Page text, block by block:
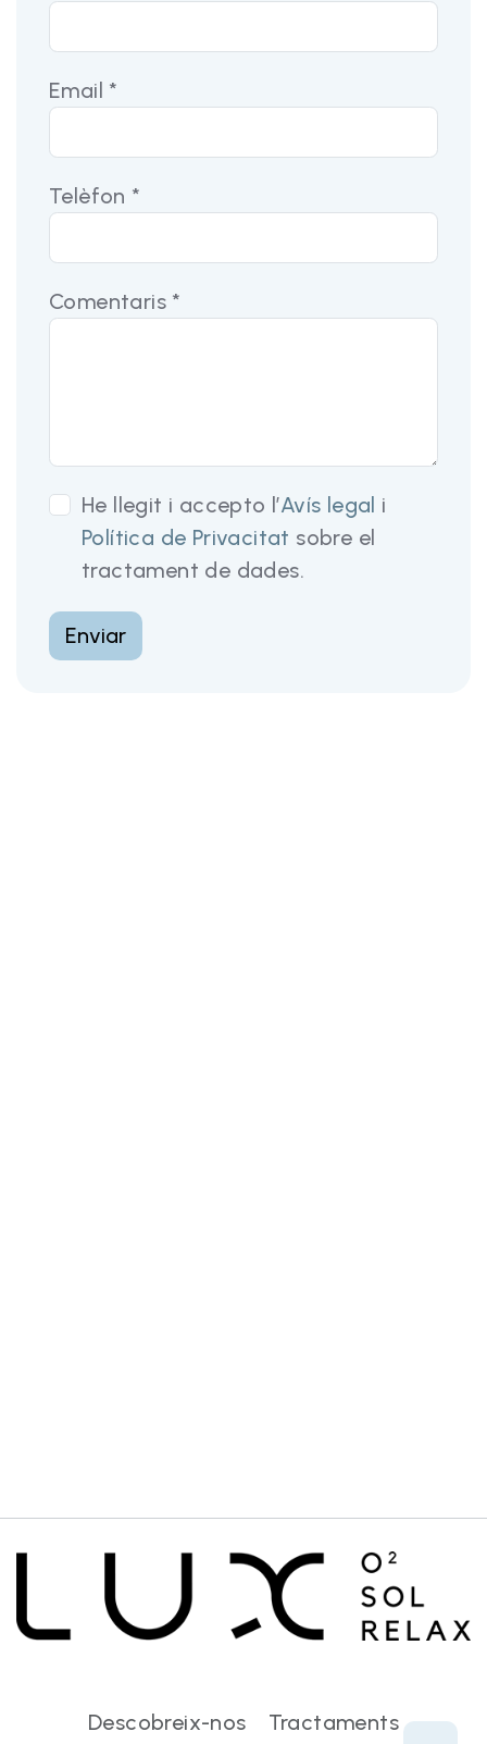
Email *
Telèfon *
Comentaris *
He llegit i accepto l’Avís legal i
Política de Privacitat sobre el
tractament de dades.
Descobreix-nos Tractaments